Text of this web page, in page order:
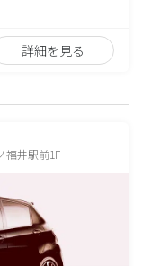
詳細を見る
福井駅前1F